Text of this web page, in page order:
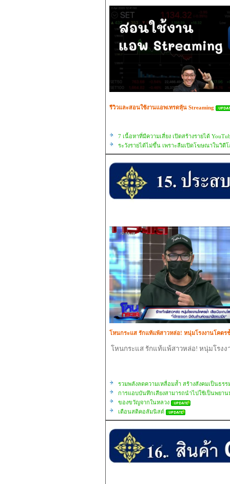
รีวิวและสอนใช้งานแอพเทรดหุ้น Streaming
7 เนื้อหาที่มีความเสี่ยง เปิดสร้างรายได้
ระวังรายได้ไม่ขึ้น เพราะลืมเปิดโฆษณาในวิดี
โหนกระแส รักแท้แพ้สาวหล่อ! หนุ่มโรงงานโคตร
โหนกระแส รักแท้แพ้สาวหล่อ! หนุ่มโรง
รวมพลังลดความเหลื่อมล้ำ สร้างสังคมเป็นธรร
การแอบบันทึกเสียงสามารถนำไปใช้เป็นพยา
ของขวัญจากในหลวง
เตือนสติคอลัมนิสต์